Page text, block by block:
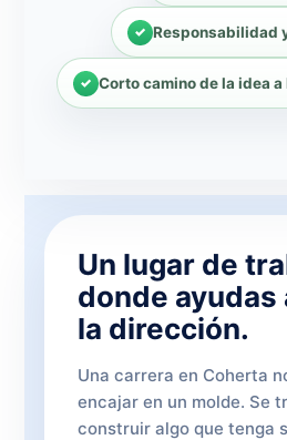
Responsabilidad
Corto camino de la idea
Un lugar de
donde
la dirección.
Una carrera en Coherta
encajar en un molde. Se
construir algo que tenga